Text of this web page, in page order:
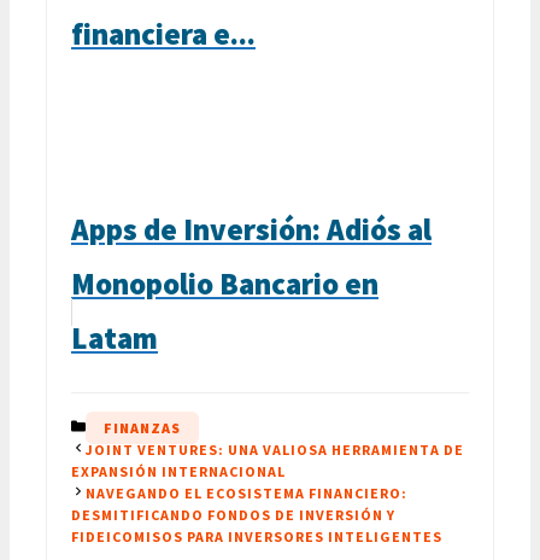
financiera e...
Apps de Inversión: Adiós al
Monopolio Bancario en
Latam
CATEGORÍAS
FINANZAS
JOINT VENTURES: UNA VALIOSA HERRAMIENTA DE
EXPANSIÓN INTERNACIONAL
NAVEGANDO EL ECOSISTEMA FINANCIERO:
DESMITIFICANDO FONDOS DE INVERSIÓN Y
FIDEICOMISOS PARA INVERSORES INTELIGENTES